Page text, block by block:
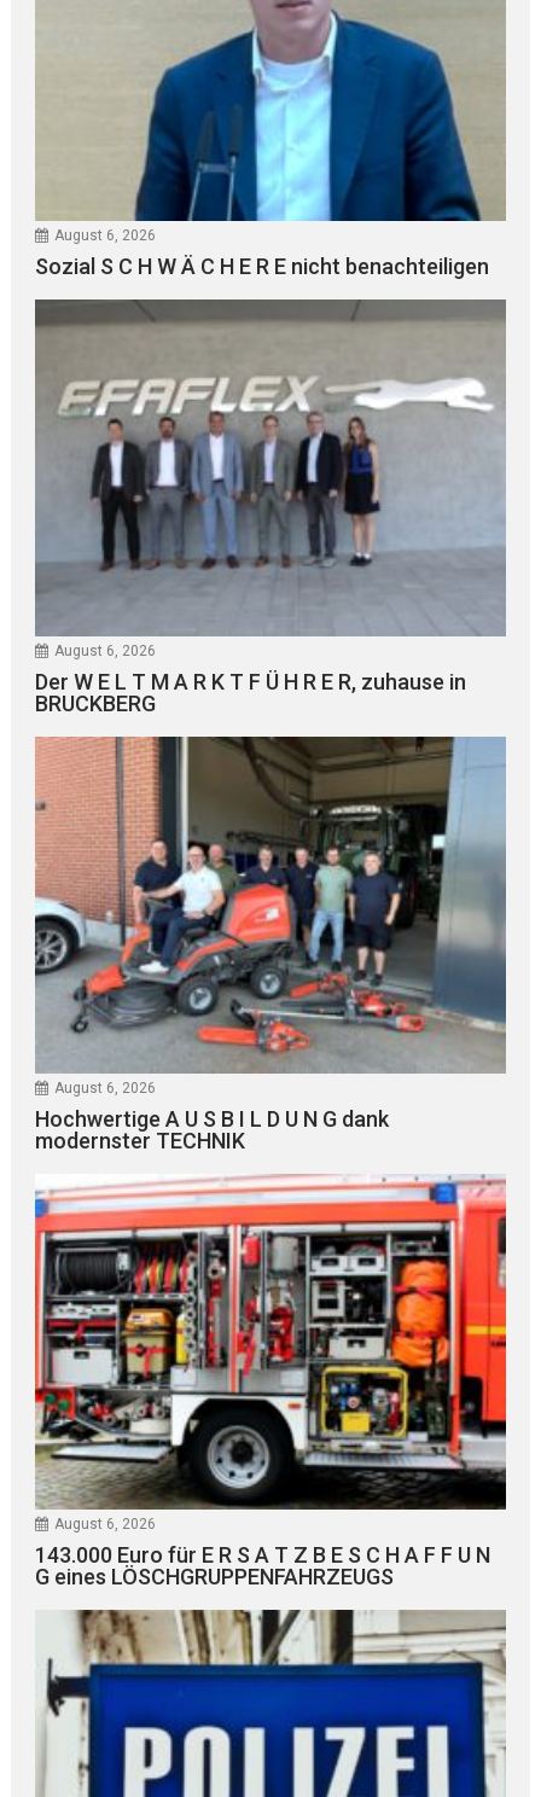
August 6, 2026
Sozial S C H W Ä C H E R E nicht benachteiligen
August 6, 2026
Der W E L T M A R K T F Ü H R E R, zuhause in
BRUCKBERG
August 6, 2026
Hochwertige A U S B I L D U N G dank
modernster TECHNIK
August 6, 2026
143.000 Euro für E R S A T Z B E S C H A F F U N
G eines LÖSCHGRUPPENFAHRZEUGS